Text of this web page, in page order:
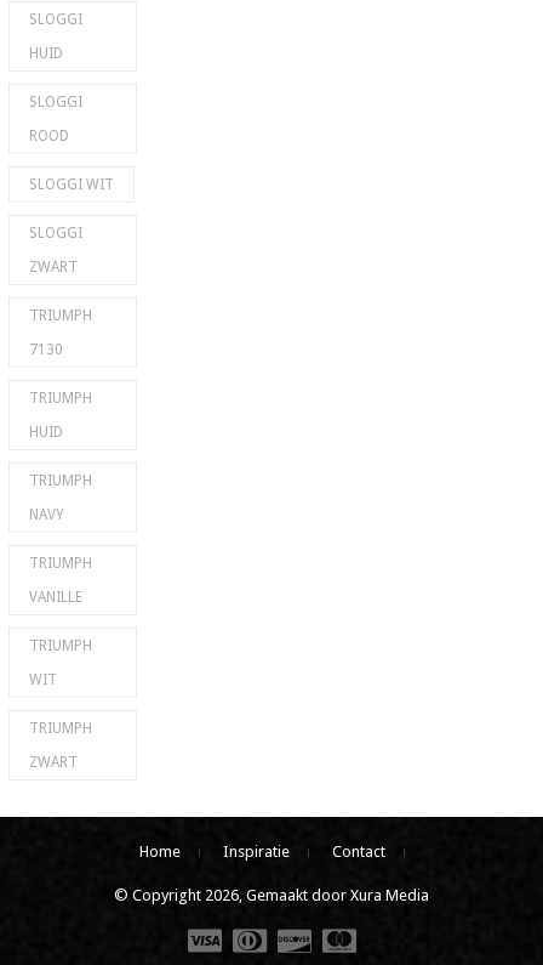
SLOGGI
HUID
SLOGGI
ROOD
SLOGGI WIT
SLOGGI
ZWART
TRIUMPH
7130
TRIUMPH
HUID
TRIUMPH
NAVY
TRIUMPH
VANILLE
TRIUMPH
WIT
TRIUMPH
ZWART
Home Inspiratie Contact
© Copyright 2026, Gemaakt door Xura Media